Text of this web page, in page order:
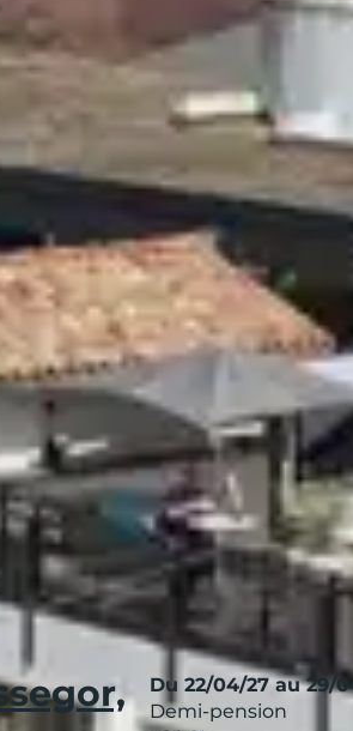
vous accueillent pour
séjour, profitez de la puissance
spots de surf en France. Amateurs
l'occasion de découvrir plages
durant vos vacances
sur-Mer, Biarritz... Partez
vacances Belambra sont
également de kitesurf ou de
de sports de glisse,
!
Environnement Formule
en
Du 22/04/27 au 29/
Demi-pension